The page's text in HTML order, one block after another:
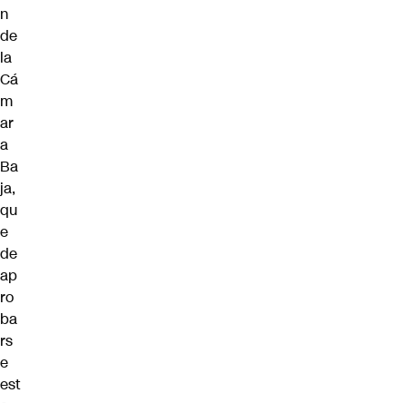
n
de
la
Cá
m
ar
a
Ba
ja,
qu
e
de
ap
ro
ba
rs
e
est